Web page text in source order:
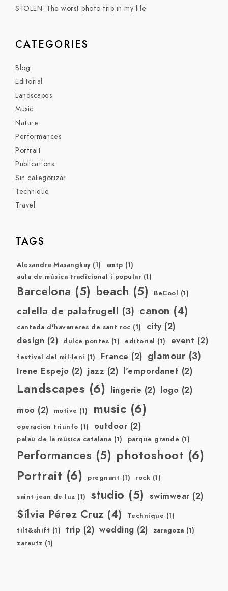
STOLEN. The worst photo trip in my life
CATEGORIES
Blog
Editorial
Landscapes
Music
Nature
Performances
Portrait
Publications
Sin categorizar
Technique
Travel
TAGS
Alexandra Masangkay(1) amtp (1)
aula de música tradicional i popular (1)
Barcelona (5) beach (5) BeCool (1)
calella de palafrugell (3) canon (4)
cantada d'havaneres de sant roc (1) city(2)
design (2) dulce pontes (1) editorial (1) event (2)
festival del mil·leni (1) France (2) glamour (3)
Irene Espejo (2) jazz (2) l'empordanet (2)
Landscapes (6) lingerie (2) logo (2)
moo (2) motive (1) music (6)
operacion triunfo (1) outdoor(2)
palau de la música catalana (1) parque grande (1)
Performances (5) photoshoot (6)
Portrait (6) pregnant (1) rock (1)
saint-jean de luz (1) studio (5) swimwear(2)
Sílvia Pérez Cruz (4) Technique (1)
tilt&shift (1) trip (2) wedding (2) zaragoza (1)
zarautz (1)